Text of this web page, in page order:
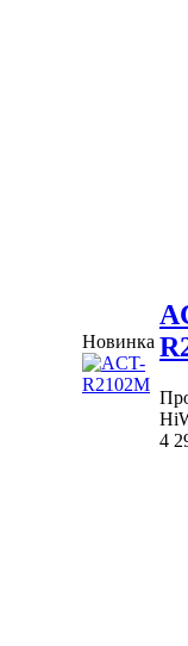
Новинка
4